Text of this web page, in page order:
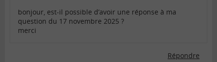
bonjour, est-il possible d’avoir une réponse à ma
question du 17 novembre 2025 ?
merci
Répondre